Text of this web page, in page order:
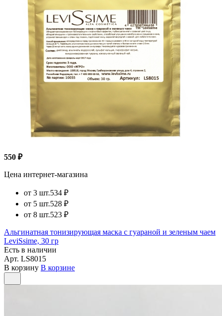
550 ₽
Цена интернет-магазина
от 3 шт.534 ₽
от 5 шт.528 ₽
от 8 шт.523 ₽
Альгинатная тонизирующая маска с гуараной и зеленым чаем
LeviSsime, 30 гр
Есть в наличии
Арт. LS8015
В корзину В корзине